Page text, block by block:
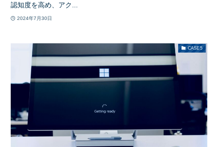
認知度を高め、アク...
2024年7月30日
CASE5